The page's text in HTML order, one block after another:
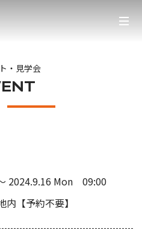
・見学会
2024.9.16 Mon
09:00
【予約不要】